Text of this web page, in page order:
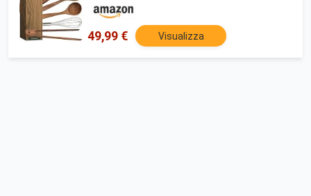
cucina
49,99 € Visualizza